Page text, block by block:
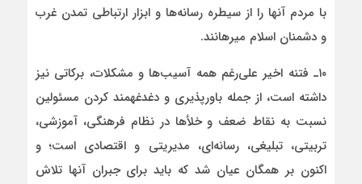
با مردم آنها را از سیطره رسانه‌ها و ابزار ارتباطی تمدن غرب
و دشمنان اسلام می­رهانند.
۱۰ـ فتنه اخیر علی‌رغم همه آسیب‌ها و مشکلات، برکاتی نیز
داشته است، از جمله باورپذیری و دغدغه­مند کردن مسئولین
نسبت به نقاط ضعف و خلأها در نظام فرهنگی، آموزشی،
تربیتی، تبلیغی، رسانه‌ای، مدیریتی و اقتصادی است؛ و
اکنون بر همگان عیان شد که باید برای جبران آنها تلاش